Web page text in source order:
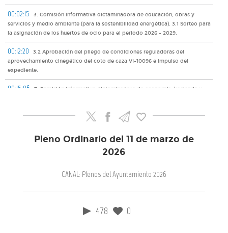
00:02:15
3. Comisión informativa dictaminadora de educación, obras y
servicios y medio ambiente (para la sostenibilidad energética). 3.1 Sorteo para
la asignación de los huertos de ocio para el periodo 2026 - 2029.
00:12:20
3.2 Aprobación del pliego de condiciones reguladoras del
aprovechamiento cinegético del coto de caza VI-10096 e impulso del
expediente.
00:15:06
7. Comisión informativa dictaminadora de economía, hacienda y
pueblo saharaui a la libre determinación»
8. Control y fiscalización de los órganos de gobierno municipales.
Pleno Ordinario del 11 de marzo de
2026
CANAL: Plenos del Ayuntamiento 2026
478 0